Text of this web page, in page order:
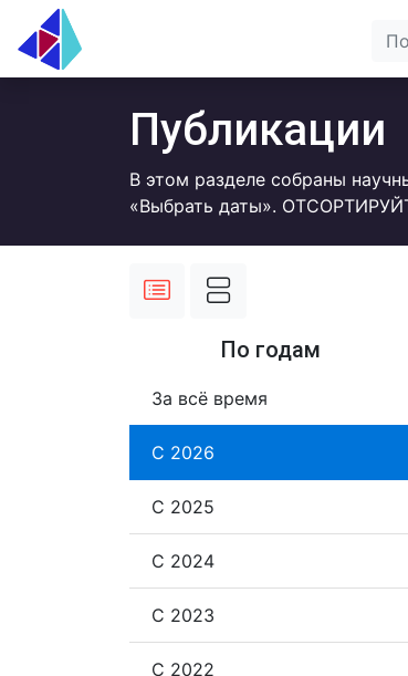
Публикации
В этом разделе собраны
«Выбрать даты».
По годам
За всё время
С 2026
С 2025
С 2024
С 2023
С 2022